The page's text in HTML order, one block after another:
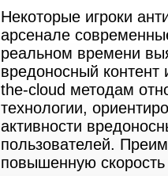
Некоторые игроки
арсенале
реальном времени
вредоносный контент
the-cloud методам
технологии,
активности
пользователей.
повышенную скорость